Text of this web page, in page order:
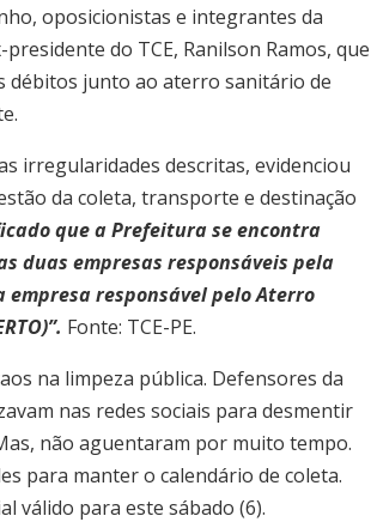
oposicionistas e integrantes da
do TCE, Ranilson Ramos, que
débitos junto ao aterro sanitário de
irregularidades descritas, evidenciou
da coleta, transporte e destinação
que a Prefeitura se encontra
duas empresas responsáveis pela
empresa responsável pelo Aterro
Fonte: TCE-PE.
na limpeza pública. Defensores da
nas redes sociais para desmentir
não aguentaram por muito tempo.
para manter o calendário de coleta.
válido para este sábado (6).